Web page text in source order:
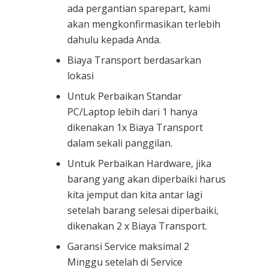
ada pergantian sparepart, kami
akan mengkonfirmasikan terlebih
dahulu kepada Anda.
Biaya Transport berdasarkan
lokasi
Untuk Perbaikan Standar
PC/Laptop lebih dari 1 hanya
dikenakan 1x Biaya Transport
dalam sekali panggilan.
Untuk Perbaikan Hardware, jika
barang yang akan diperbaiki harus
kita jemput dan kita antar lagi
setelah barang selesai diperbaiki,
dikenakan 2 x Biaya Transport.
Garansi Service maksimal 2
Minggu setelah di Service